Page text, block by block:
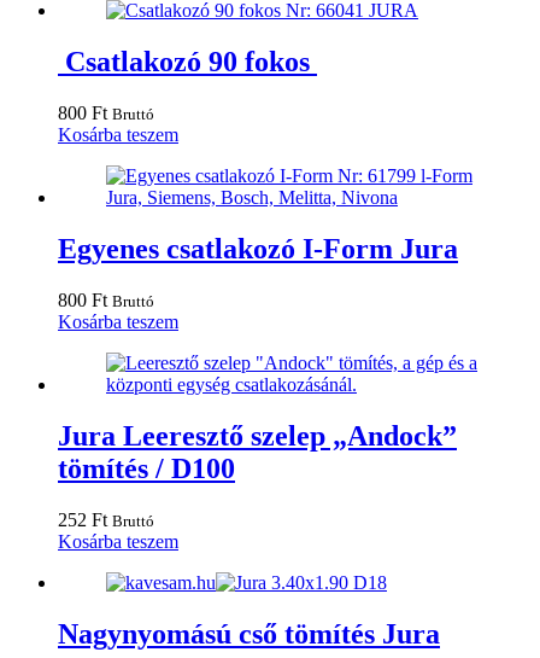
Csatlakozó 90 fokos
800 Ft Bruttó
Kosárba teszem
Egyenes csatlakozó I-Form Jura
800 Ft Bruttó
Kosárba teszem
Jura Leeresztő szelep „Andock”
tömítés / D100
252 Ft Bruttó
Kosárba teszem
Nagynyomású cső tömítés Jura